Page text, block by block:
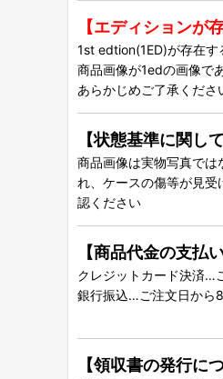
【エディションが
1st edtion(1ED)が存在す
商品画像が1edの画像で
あらかじめご了承くださ
【状態基準に関して
商品画像は実物写真では
れ、ケースの傷等が見受
認ください
【商品代金の支払
クレジットカード決済…
銀行振込…ご注文日から
【領収書の発行に